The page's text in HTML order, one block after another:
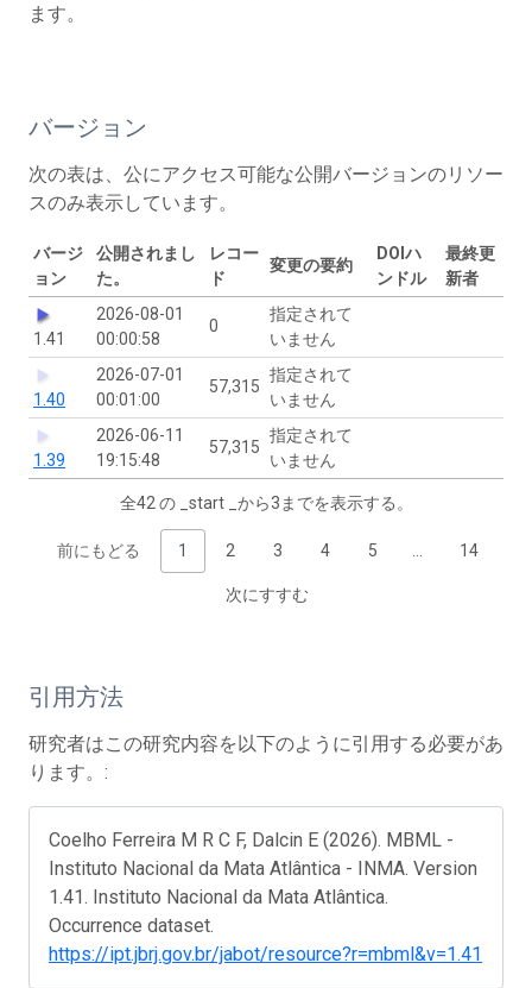
ます。
バージョン
次の表は、公にアクセス可能な公開バージョンのリソー
スのみ表示しています。
バージ
ョン
公開されまし
た。
レコー
ド
変更の要約
DOIハ
ンドル
最終更
新者
1.41
2026-08-01
00:00:58
0
指定されて
いません
1.40
2026-07-01
00:01:00
57,315
指定されて
いません
1.39
2026-06-11
19:15:48
57,315
指定されて
いません
全42 の _start _から3までを表示する。
前にもどる 1 2 3 4 5 14
次にすすむ
引用方法
研究者はこの研究内容を以下のように引用する必要があ
ります。:
Coelho Ferreira M R C F, Dalcin E (2026). MBML -
Instituto Nacional da Mata Atlântica - INMA. Version
1.41. Instituto Nacional da Mata Atlântica.
Occurrence dataset.
https://ipt.jbrj.gov.br/jabot/resource?r=mbml&v=1.41